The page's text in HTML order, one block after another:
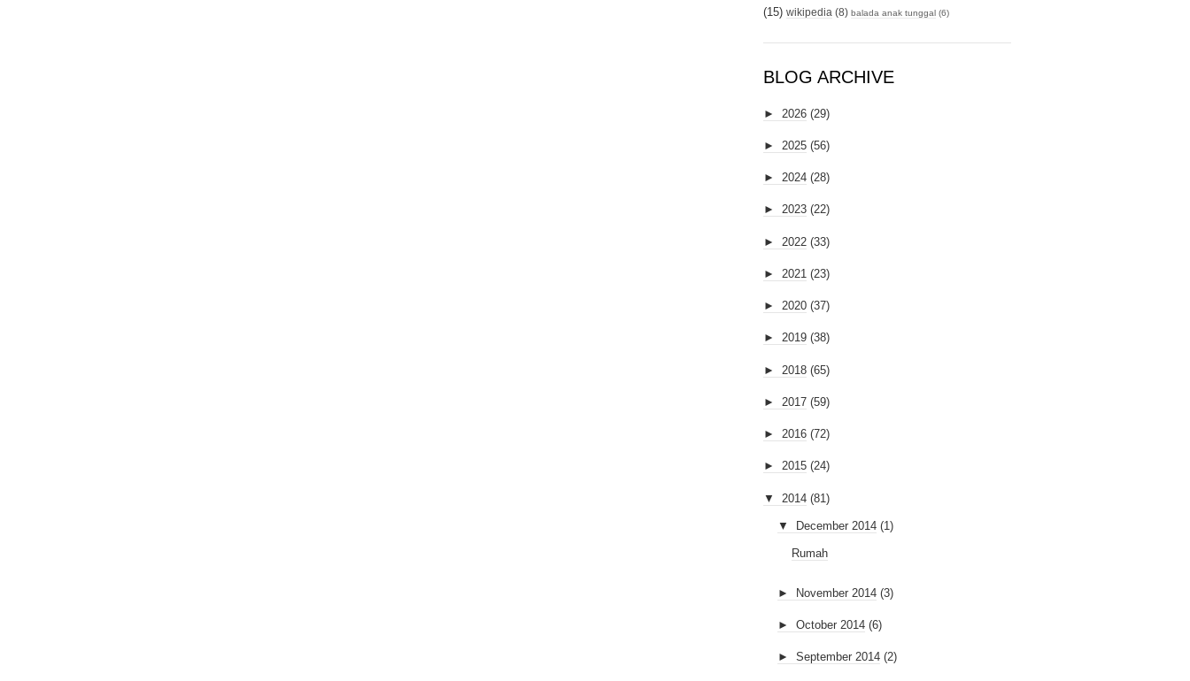
(15) wikipedia (8) balada anak tunggal (6)
BLOG ARCHIVE
► 2026 (29)
► 2025 (56)
► 2024 (28)
► 2023 (22)
► 2022 (33)
► 2021 (23)
► 2020 (37)
► 2019 (38)
► 2018 (65)
► 2017 (59)
► 2016 (72)
► 2015 (24)
▼ 2014 (81)
▼ December 2014 (1)
Rumah
► November 2014 (3)
► October 2014 (6)
► September 2014 (2)